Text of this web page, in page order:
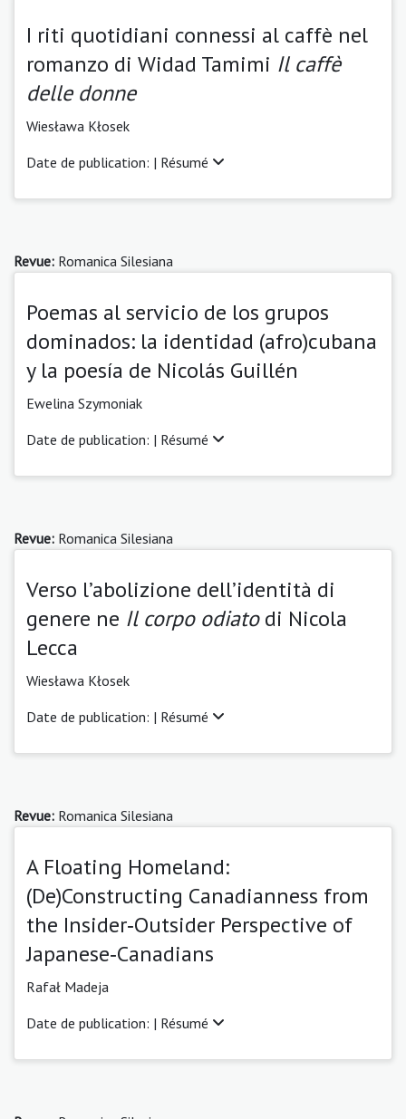
I riti quotidiani connessi al caffè nel
romanzo di Widad Tamimi Il caffè
delle donne
Wiesława Kłosek
Date de publication: | Résumé
Revue: Romanica Silesiana
Poemas al servicio de los grupos
dominados: la identidad (afro)cubana
y la poesía de Nicolás Guillén
Ewelina Szymoniak
Date de publication: | Résumé
Revue: Romanica Silesiana
Verso l’abolizione dell’identità di
genere ne Il corpo odiatodi Nicola
Lecca
Wiesława Kłosek
Date de publication: | Résumé
Revue: Romanica Silesiana
A Floating Homeland:
(De)Constructing Canadianness from
the Insider‑Outsider Perspective of
Japanese‑Canadians
Rafał Madeja
Date de publication: | Résumé